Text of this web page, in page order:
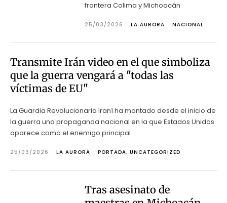
frontera Colima y Michoacán
25/03/2026 LA AURORA NACIONAL
Transmite Irán video en el que simboliza
que la guerra vengará a "todas las
víctimas de EU"
La Guardia Revolucionaria Iraní ha montado desde el inicio de
la guerra una propaganda nacional en la que Estados Unidos
aparece como el enemigo principal
25/03/2026 LA AURORA PORTADA, UNCATEGORIZED
Tras asesinato de